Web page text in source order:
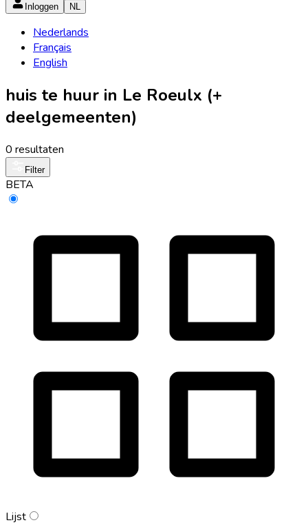
Inloggen NL
Nederlands
Français
English
huis te huur in Le Roeulx (+
deelgemeenten)
0 resultaten
Filter
BETA
Lijst